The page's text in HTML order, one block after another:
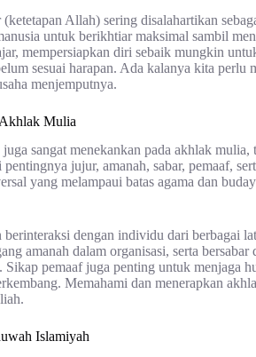
Allah) sering disalahartikan
untuk berikhtiar maksimal sambil
mempersiapkan diri sebaik mungkin
sesuai harapan. Ada kalanya kita perlu
menjemputnya.
Mulia
sangat menekankan pada akhlak
jujur, amanah, sabar, pemaaf,
yang melampaui batas agama dan
dengan individu dari berbagai
amanah dalam organisasi, serta bersabar
pemaaf juga penting untuk menjaga
Memahami dan menerapkan
Islamiyah